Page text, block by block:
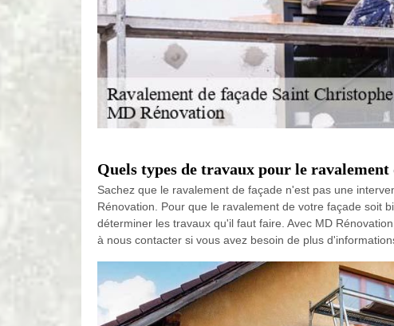
Quels types de travaux pour le
Sachez que le ravalement de façade n'est pas une
Rénovation. Pour que le ravalement de votre façade soit
déterminer les travaux qu'il faut faire. Avec MD
à nous contacter si vous avez besoin de plus